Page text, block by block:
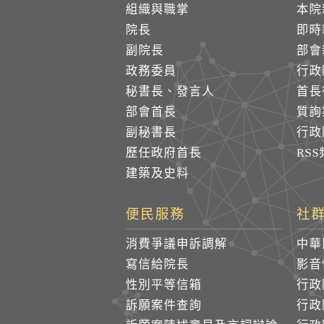
組織與職掌
院長
副院長
政務委員
秘書長、發言人
部會首長
副秘書長
歷任政府首長
建築及史料
本院
即
部會
行政
首
質
行政
RSS
便民服務
消費爭議申訴調解
寫信給院長
性別平等信箱
訴願案件查詢
社
中
影
行
行政